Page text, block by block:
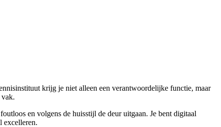
krijg je niet alleen een verantwoordelijke functie, maar
en volgens de huisstijl de deur uitgaan. Je bent digitaal
excelleren.